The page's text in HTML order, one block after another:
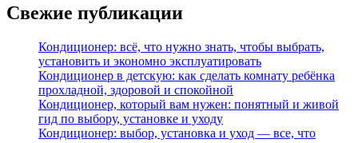
Свежие публикации
Кондиционер: всё, что нужно знать, чтобы выбрать,
установить и экономно эксплуатировать
Кондиционер в детскую: как сделать комнату ребёнка
прохладной, здоровой и спокойной
Кондиционер, который вам нужен: понятный и живой
гид по выбору, установке и уходу
Кондиционер: выбор, установка и уход — все, что